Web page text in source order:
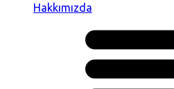
Hakkımızda